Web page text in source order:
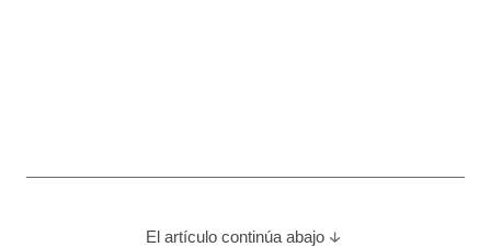
El artículo continúa abajo